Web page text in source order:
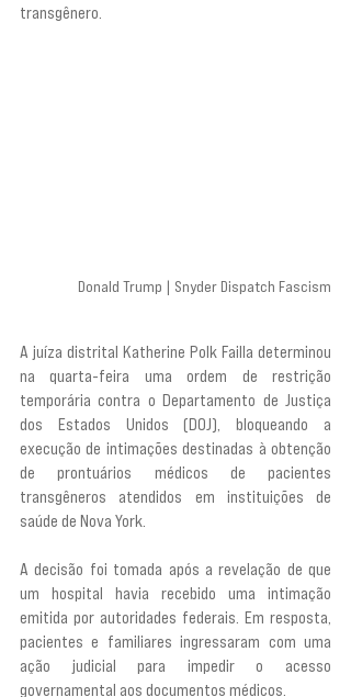
transgênero.
Donald Trump | Snyder Dispatch Fascism
A juíza distrital Katherine Polk Failla determinou
na quarta-feira uma ordem de restrição
temporária contra o Departamento de Justiça
dos Estados Unidos (DOJ), bloqueando a
execução de intimações destinadas à obtenção
de prontuários médicos de pacientes
transgêneros atendidos em instituições de
saúde de Nova York.
A decisão foi tomada após a revelação de que
um hospital havia recebido uma intimação
emitida por autoridades federais. Em resposta,
pacientes e familiares ingressaram com uma
ação judicial para impedir o acesso
governamental aos documentos médicos.